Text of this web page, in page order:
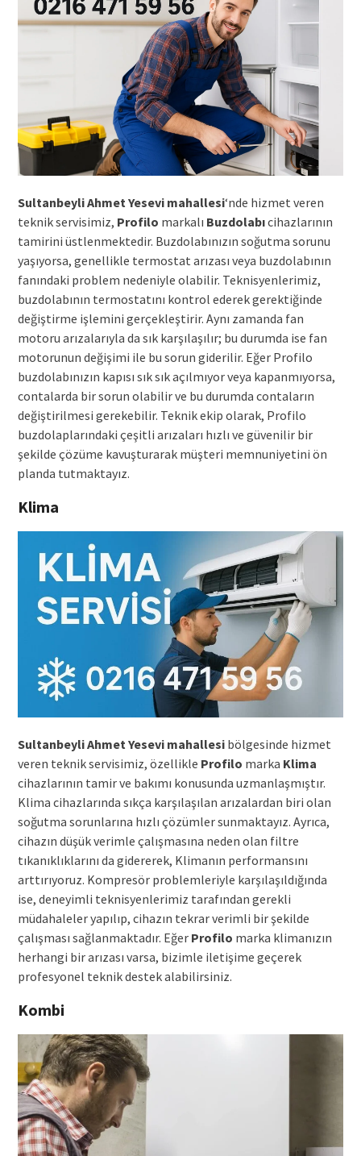
Sultanbeyli Ahmet Yesevi mahallesi‘nde hizmet veren
teknik servisimiz, Profilo markalı Buzdolabıcihazlarının
tamirini üstlenmektedir. Buzdolabınızın soğutma sorunu
yaşıyorsa, genellikle termostat arızası veya buzdolabının
fanındaki problem nedeniyle olabilir. Teknisyenlerimiz,
buzdolabının termostatını kontrol ederek gerektiğinde
değiştirme işlemini gerçekleştirir. Aynı zamanda fan
motoru arızalarıyla da sık karşılaşılır; bu durumda ise fan
motorunun değişimi ile bu sorun giderilir. Eğer Profilo
buzdolabınızın kapısı sık sık açılmıyor veya kapanmıyorsa,
contalarda bir sorun olabilir ve bu durumda contaların
değiştirilmesi gerekebilir. Teknik ekip olarak, Profilo
buzdolaplarındaki çeşitli arızaları hızlı ve güvenilir bir
şekilde çözüme kavuşturarak müşteri memnuniyetini ön
planda tutmaktayız.
Klima
Sultanbeyli Ahmet Yesevi mahallesibölgesinde hizmet
veren teknik servisimiz, özellikle Profilo marka Klima
cihazlarının tamir ve bakımı konusunda uzmanlaşmıştır.
Klima cihazlarında sıkça karşılaşılan arızalardan biri olan
soğutma sorunlarına hızlı çözümler sunmaktayız. Ayrıca,
cihazın düşük verimle çalışmasına neden olan filtre
tıkanıklıklarını da gidererek, Klimanın performansını
arttırıyoruz. Kompresör problemleriyle karşılaşıldığında
ise, deneyimli teknisyenlerimiz tarafından gerekli
müdahaleler yapılıp, cihazın tekrar verimli bir şekilde
çalışması sağlanmaktadır. Eğer Profilo marka klimanızın
herhangi bir arızası varsa, bizimle iletişime geçerek
profesyonel teknik destek alabilirsiniz.
Kombi